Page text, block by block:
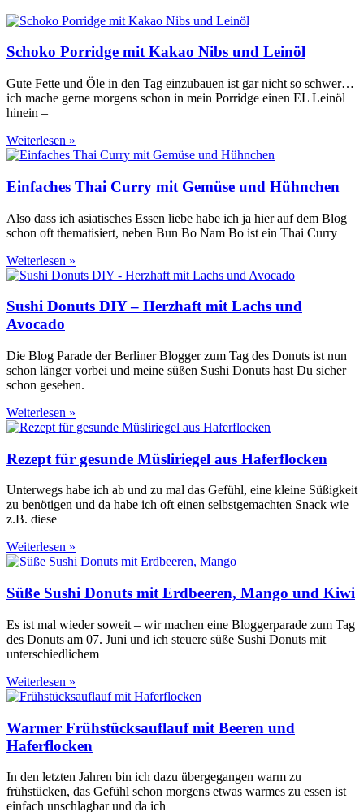
Schoko Porridge mit Kakao Nibs und Leinöl
Gute Fette und Öle in den Tag einzubauen ist gar nicht so schwer…
ich mache gerne morgens schon in mein Porridge einen EL Leinöl
hinein –
Weiterlesen »
Einfaches Thai Curry mit Gemüse und Hühnchen
Also dass ich asiatisches Essen liebe habe ich ja hier auf dem Blog
schon oft thematisiert, neben Bun Bo Nam Bo ist ein Thai Curry
Weiterlesen »
Sushi Donuts DIY – Herzhaft mit Lachs und
Avocado
Die Blog Parade der Berliner Blogger zum Tag des Donuts ist nun
schon länger vorbei und meine süßen Sushi Donuts hast Du sicher
schon gesehen.
Weiterlesen »
Rezept für gesunde Müsliriegel aus Haferflocken
Unterwegs habe ich ab und zu mal das Gefühl, eine kleine Süßigkeit
zu benötigen und da habe ich oft einen selbstgemachten Snack wie
z.B. diese
Weiterlesen »
Süße Sushi Donuts mit Erdbeeren, Mango und Kiwi
Es ist mal wieder soweit – wir machen eine Bloggerparade zum Tag
des Donuts am 07. Juni und ich steuere süße Sushi Donuts mit
unterschiedlichem
Weiterlesen »
Warmer Frühstücksauflauf mit Beeren und
Haferflocken
In den letzten Jahren bin ich dazu übergegangen warm zu
frühstücken, das Gefühl schon morgens etwas warmes zu essen ist
einfach unschlagbar und da ich